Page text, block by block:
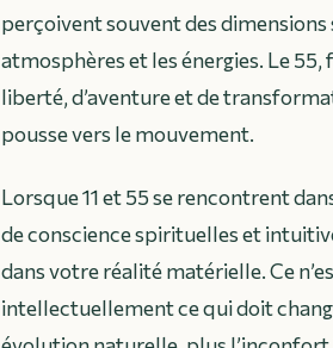
perçoivent souvent des
atmosphères et les énergies. Le
liberté, d’aventure et de
pousse vers le mouvement.
Lorsque 11 et 55 se rencontrent
de conscience spirituelles et
dans votre réalité matérielle. Ce
intellectuellement ce qui doit